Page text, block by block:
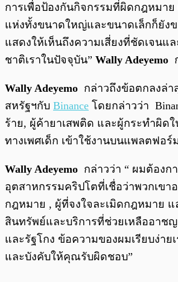
การเพื่อป้องกันกิจกรรมที่ผิดกฎหมา
แห่งทั้งขนาดใหญ่และขนาดเล็กก็ยัง
แสดงให้เห็นถึงความเสี่ยงที่ชัดเจนแ
ชาติเราในปัจจุบัน” Wally Adeyemo
Wally Adeyemo กล่าวถึงข้อตกลงล่า
สหรัฐฯกับ Binance โดยกล่าวว่า
ร้าย, ผู้ค้ายาเสพติด และผู้กระทำผิดใ
ทางเพศเด็ก เข้าใช้งานบนแพลตฟอร์
Wally Adeyemo กล่าวว่า “ ผมต้องก
อุตสาหกรรมคริปโตที่เชื่อว่าพวกเขา
กฎหมาย , ผู้ที่จงใจละเมิดกฎหมาย แ
สินทรัพย์และบริการที่ช่วยเหลืออาชญ
และรัฐโกง ข้อความของผมเรียบง่า
และบังคับให้คุณรับผิดชอบ”